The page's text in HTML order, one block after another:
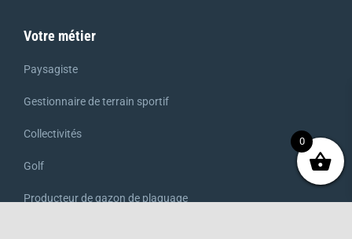
Votre métier
Paysagiste
Gestionnaire de terrain sportif
Collectivités
Golf
Producteur de gazon de plaquage
0